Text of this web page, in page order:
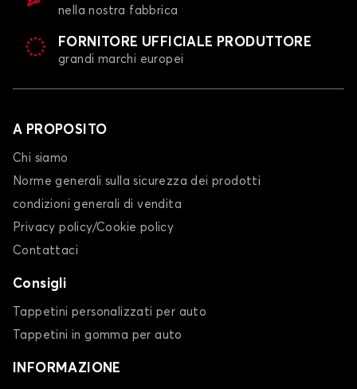
nella nostra fabbrica
FORNITORE UFFICIALE PRODUTTORE
grandi marchi europei
A PROPOSITO
Chi siamo
Norme generali sulla sicurezza dei prodotti
condizioni generali di vendita
Privacy policy/Cookie policy
Contattaci
Consigli
Tappetini personalizzati per auto
Tappetini in gomma per auto
INFORMAZIONE